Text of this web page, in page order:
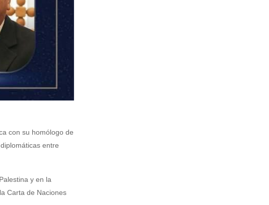
con su homólogo de
entre
y en la
Carta de Naciones